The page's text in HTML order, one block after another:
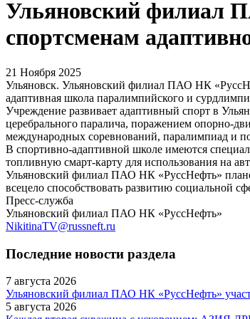
Ульяновский филиал
спортсменам
21 Ноября 2025
Ульяновск. Ульяновский филиал ПАО НК
адаптивная школа паралимпийского и
Учреждение развивает адаптивный спорт в
церебрального паралича, поражением опорно-
международных соревнований, паралимпиад и
В спортивно-адаптивной школе имеются
топливную смарт-карту для использования на
Ульяновский филиал ПАО НК «РуссНефть»
всецело способствовать развитию социальной
Пресс-служба
Ульяновский филиал ПАО НК «РуссНефть»
NikitinaTV@russneft.ru
Последние новости раздела
7 августа 2026
Ульяновский филиал ПАО НК «РуссНефть»
5 августа 2026